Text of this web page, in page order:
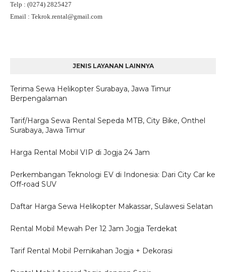
Telp : (0274) 2825427
Email : Tekrok.rental@gmail.com
JENIS LAYANAN LAINNYA
Terima Sewa Helikopter Surabaya, Jawa Timur
Berpengalaman
Tarif/Harga Sewa Rental Sepeda MTB, City Bike, Onthel
Surabaya, Jawa Timur
Harga Rental Mobil VIP di Jogja 24 Jam
Perkembangan Teknologi EV di Indonesia: Dari City Car ke
Off-road SUV
Daftar Harga Sewa Helikopter Makassar, Sulawesi Selatan
Rental Mobil Mewah Per 12 Jam Jogja Terdekat
Tarif Rental Mobil Pernikahan Jogja + Dekorasi